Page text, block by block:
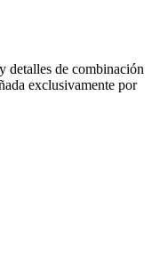
detalles de combinación
exclusivamente por